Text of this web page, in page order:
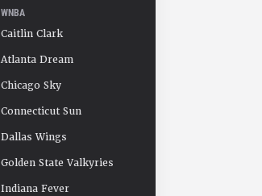
WNBA
Caitlin Clark
Atlanta Dream
Chicago Sky
Connecticut Sun
Dallas Wings
Golden State Valkyries
Indiana Fever